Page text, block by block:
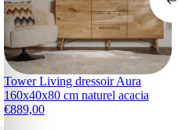
Tower Living dressoir Aura
160x40x80 cm naturel acacia
€889,00